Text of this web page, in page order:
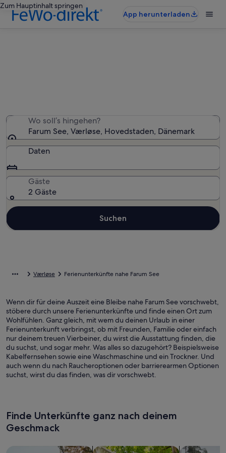
Zum Hauptinhalt springen
App herunterladen
Wo soll’s hingehen?
Farum See, Værløse, Hovedstaden, Dänemark
Daten
Gäste
2 Gäste
Suchen
Værløse Ferienunterkünfte nahe Farum See
Wenn dir für deine Auszeit eine Bleibe nahe Farum See vorschwebt,
stöbere durch unsere Ferienunterkünfte und finde einen Ort zum
Wohlfühlen. Ganz gleich, mit wem du deinen Urlaub in einer
Ferienunterkunft verbringst, ob mit Freunden, Familie oder einfach
nur deinem treuen Vierbeiner, du wirst die Ausstattung finden, die
du suchst, und sogar mehr. Was alles so dazugehört? Beispielsweise
Kabelfernsehen sowie eine Waschmaschine und ein Trockner. Und
auch wenn du nach Raucheroptionen oder barrierearmen Optionen
suchst, wirst du das finden, was dir vorschwebt.
Finde Unterkünfte ganz nach deinem
Geschmack
Suche nach FerienhäusernSuche nach Ferienwohnungen oder
Suche nach